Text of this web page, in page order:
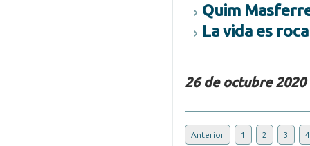
Quim
La vida es
26 de octubre 2020
Anterior 1 2 3 4